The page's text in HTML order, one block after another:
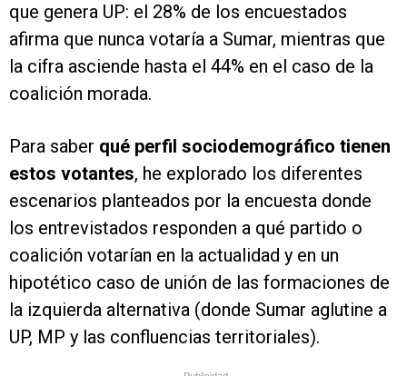
que genera UP: el 28% de los encuestados
afirma que nunca votaría a Sumar, mientras que
la cifra asciende hasta el 44% en el caso de la
coalición morada.
Para saber qué perfil sociodemográfico tienen
estos votantes, he explorado los diferentes
escenarios planteados por la encuesta donde
los entrevistados responden a qué partido o
coalición votarían en la actualidad y en un
hipotético caso de unión de las formaciones de
la izquierda alternativa (donde Sumar aglutine a
UP, MP y las confluencias territoriales).